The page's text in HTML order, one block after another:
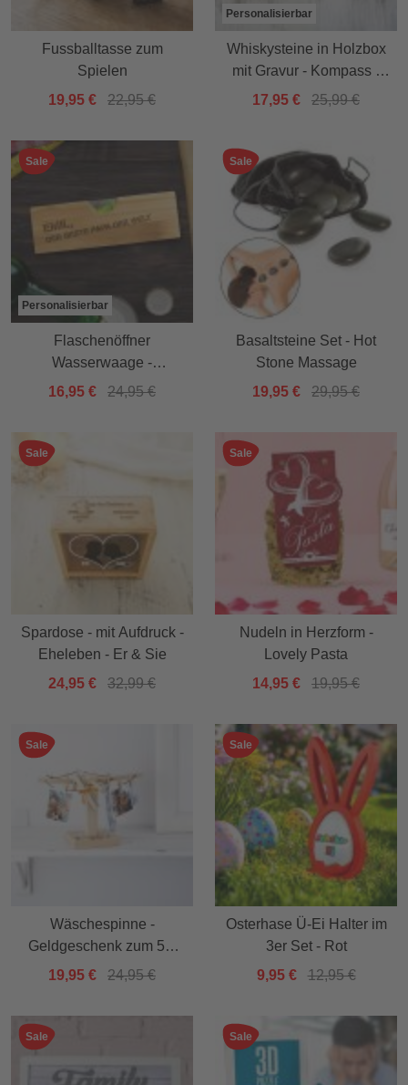
Fussballtasse zum
Spielen
19,95 €
22,95 €
Personalisierbar
Whiskysteine in Holzbox
mit Gravur - Kompass -
personalisiert
17,95 € 25,99 €
Sale
Personalisierbar
Flaschenöffner
Wasserwaage -
Handwerker Papa -
16,95 € 24,95 €
Sale
Basaltsteine Set - Hot
Stone Massage
19,95 €
29,95 €
Sale
Spardose - mit Aufdruck -
Eheleben - Er & Sie
24,95 €
32,99 €
Sale
Nudeln in Herzform -
Lovely Pasta
14,95 €
19,95 €
Sale
Wäschespinne -
Geldgeschenk zum 50.
Geburtstag
19,95 € 24,95 €
Sale
Osterhase Ü-Ei Halter im
3er Set - Rot
9,95 €
12,95 €
Sale Sale